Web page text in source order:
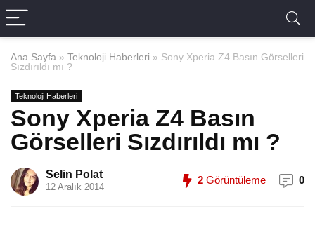
Ana Sayfa » Teknoloji Haberleri » Sony Xperia Z4 Basın Görselleri
Sızdırıldı mı ?
Teknoloji Haberleri
Sony Xperia Z4 Basın
Görselleri Sızdırıldı mı ?
Selin Polat
12 Aralık 2014
2 Görüntüleme 0